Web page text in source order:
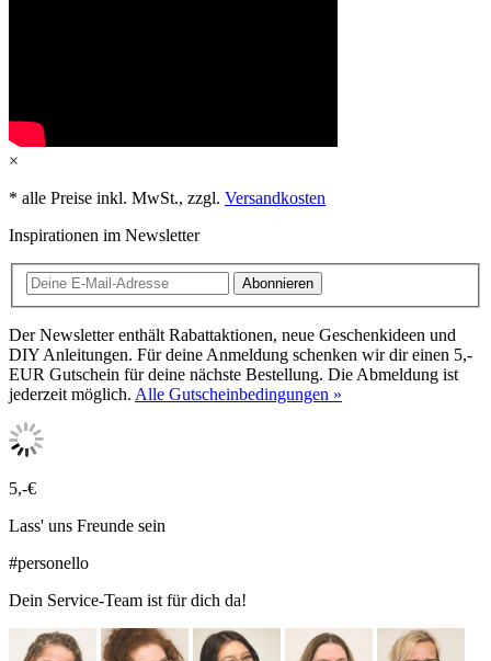
×
* alle Preise inkl. MwSt., zzgl. Versandkosten
Inspirationen im Newsletter
Abonnieren
Der Newsletter enthält Rabattaktionen, neue Geschenkideen und
DIY Anleitungen. Für deine Anmeldung schenken wir dir einen 5,-
EUR Gutschein für deine nächste Bestellung. Die Abmeldung ist
jederzeit möglich. Alle Gutscheinbedingungen »
5,-€
Lass' uns Freunde sein
#personello
Dein Service-Team ist für dich da!